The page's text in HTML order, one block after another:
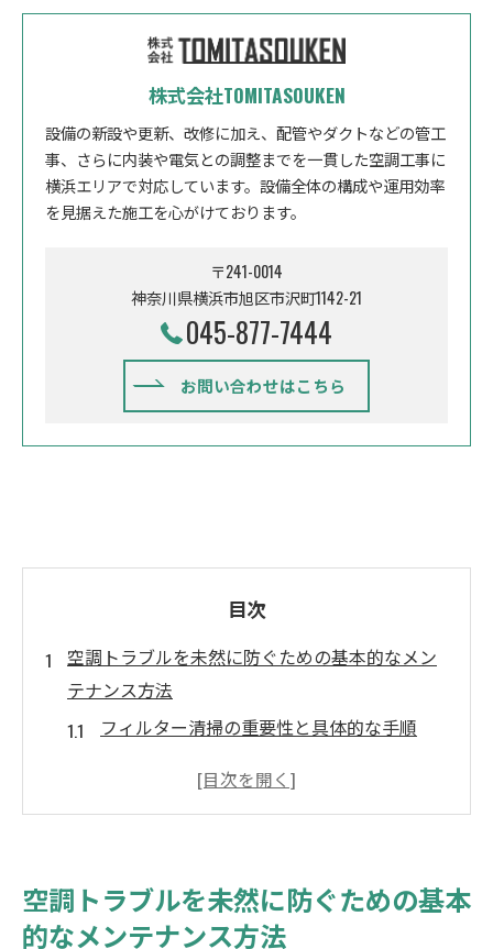
株式会社TOMITASOUKEN
設備の新設や更新、改修に加え、配管やダクトなどの管工
事、さらに内装や電気との調整までを一貫した空調工事に
横浜エリアで対応しています。設備全体の構成や運用効率
を見据えた施工を心がけております。
〒241-0014
神奈川県横浜市旭区市沢町1142-21
045-877-7444
お問い合わせはこちら
目次
空調トラブルを未然に防ぐための基本的なメン
テナンス方法
フィルター清掃の重要性と具体的な手順
定期点検のスケジュールとチェックポイン
異常音の原因と早期発見の方法
メンテナンスに必要な道具と使用法
空調トラブルを未然に防ぐための基本
的なメンテナンス方法